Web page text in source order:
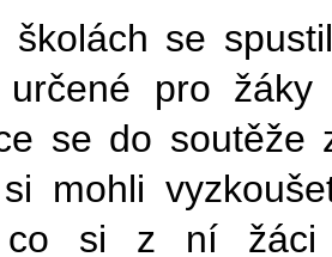
školách se
určené pro
se do
mohli
si z ní žáci